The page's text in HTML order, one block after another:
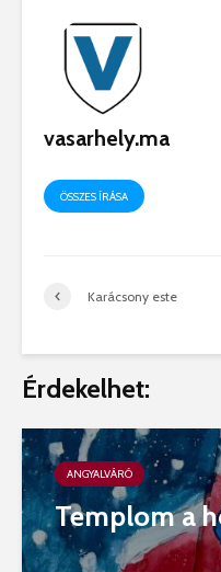
vasarhely.ma
ÖSSZES ÍRÁSA
Karácsony este
Érdekelhet:
ANGYALVÁRÓ
Templom a